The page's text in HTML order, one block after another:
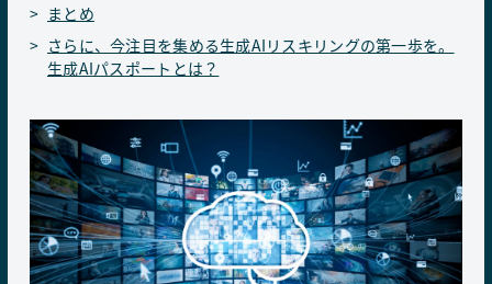
まとめ
さらに、今注目を集める生成AIリスキリングの第一歩を。
生成AIパスポートとは？